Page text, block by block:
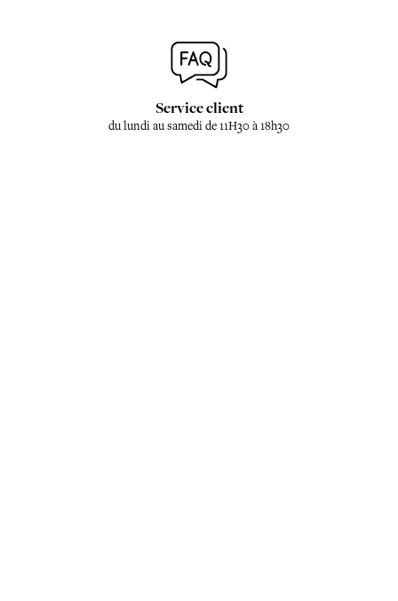
Service client
du lundi au samedi de 11H30 à 18h30